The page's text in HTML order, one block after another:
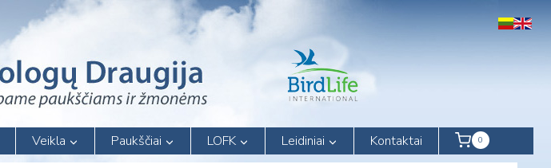
Veikla Paukščiai LOFK Leidiniai Kontaktai 0